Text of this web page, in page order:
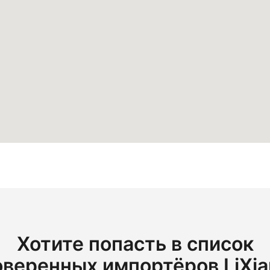
Хотите попасть в список